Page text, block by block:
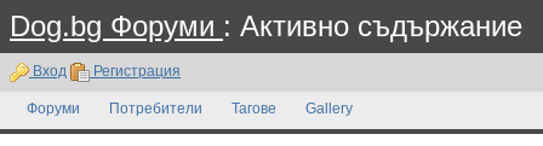
Dog.bg Форуми : Активно съдържание
Вход Регистрация
Форуми Потребители Тагове Gallery